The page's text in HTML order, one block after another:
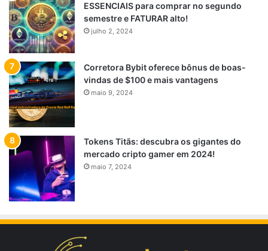
ESSENCIAIS para comprar no segundo
semestre e FATURAR alto!
julho 2, 2024
Corretora Bybit oferece bônus de boas-
vindas de $100 e mais vantagens
maio 9, 2024
Tokens Titãs: descubra os gigantes do
mercado cripto gamer em 2024!
maio 7, 2024